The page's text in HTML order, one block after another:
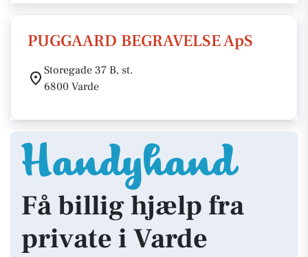
PUGGAARD BEGRAVELSE ApS
Storegade 37 B, st.
6800 Varde
Få billig hjælp fra
private i Varde